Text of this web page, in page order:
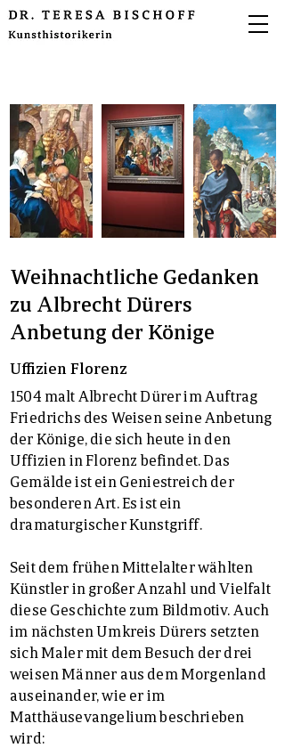
Weihnachtliche Gedanken
zu Albrecht Dürers
Anbetung der Könige
Uffizien Florenz
1504 malt Albrecht Dürer im Auftrag
Friedrichs des Weisen seine Anbetung
der Könige, die sich heute in den
Uffizien in Florenz befindet. Das
Gemälde ist ein Geniestreich der
besonderen Art. Es ist ein
dramaturgischer Kunstgriff.
Seit dem frühen Mittelalter wählten
Künstler in großer Anzahl und Vielfalt
diese Geschichte zum Bildmotiv. Auch
im nächsten Umkreis Dürers setzten
sich Maler mit dem Besuch der drei
weisen Männer aus dem Morgenland
auseinander, wie er im
Matthäusevangelium beschrieben
wird: